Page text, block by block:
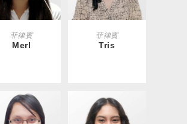
READ MORE
菲律賓
Merl
READ MORE
菲律賓
Tris